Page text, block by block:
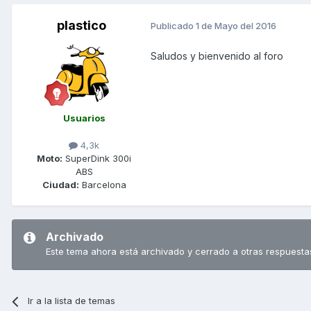
plastico
Usuarios
4,3k
Moto: SuperDink 300i
ABS
Ciudad: Barcelona
Publicado 1 de Mayo del 2016
Saludos y bienvenido al foro
Archivado
Este tema ahora está archivado y cerrado a otras
Ir a la lista de temas